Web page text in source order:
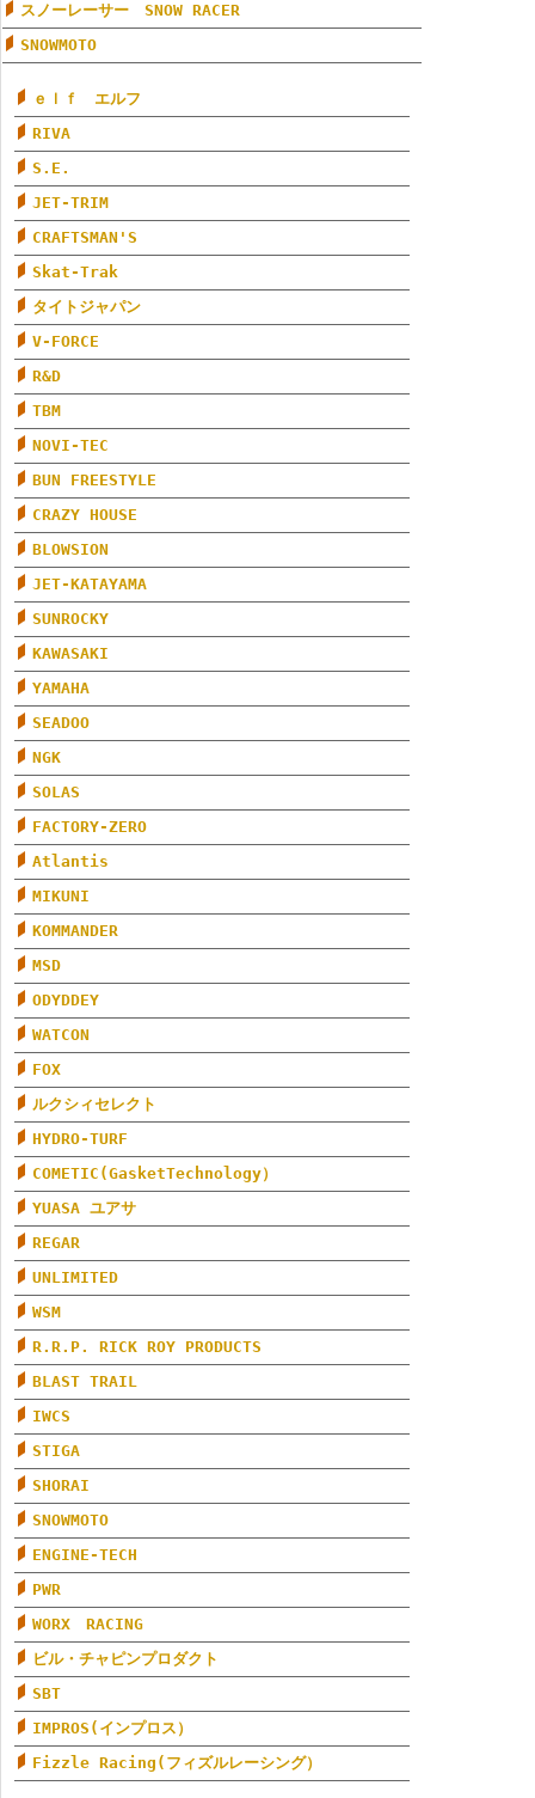
スノーレーサー SNOW RACER
SNOWMOTO
ｅｌｆ エルフ
RIVA
S.E.
JET-TRIM
CRAFTSMAN'S
Skat-Trak
タイトジャパン
V-FORCE
R&D
TBM
NOVI-TEC
BUN FREESTYLE
CRAZY HOUSE
BLOWSION
JET-KATAYAMA
SUNROCKY
KAWASAKI
YAMAHA
SEADOO
NGK
SOLAS
FACTORY-ZERO
Atlantis
MIKUNI
KOMMANDER
MSD
ODYDDEY
WATCON
FOX
ルクシィセレクト
HYDRO-TURF
COMETIC(GasketTechnology）
YUASA ユアサ
REGAR
UNLIMITED
WSM
R.R.P. RICK ROY PRODUCTS
BLAST TRAIL
IWCS
STIGA
SHORAI
SNOWMOTO
ENGINE-TECH
PWR
WORX RACING
ビル・チャピンプロダクト
SBT
IMPROS(インプロス）
Fizzle Racing(フィズルレーシング）